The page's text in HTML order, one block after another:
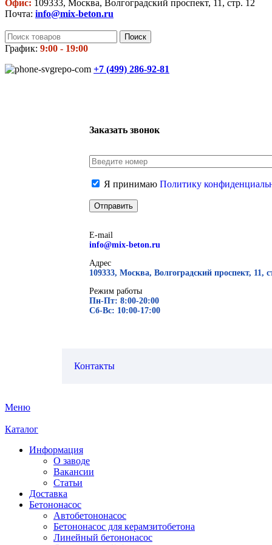
Офис: 109333, Москва, Волгоградский проспект, 11, стр. 12
Почта: info@mix-beton.ru
Поиск
График: 9:00 - 19:00
+7 (499) 286-92-81
Заказать звонок
Я принимаю Политику
E-mail
info@mix-beton.ru
Адрес
109333, Москва, Волгоградский проспект, 11,
Режим работы
Пн-Пт: 8:00-20:00
Сб-Вс: 10:00-17:00
Контакты
Меню
Каталог
Информация
О заводе
Вакансии
Статьи
Доставка
Бетононасос
Автобетононасос
Бетононасос для керамзитобетона
Линейный бетононасос